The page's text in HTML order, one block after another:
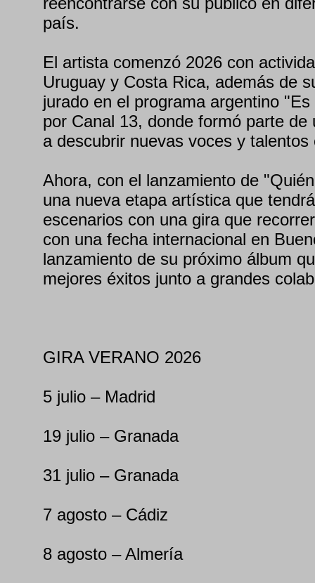
país.
El artista comenzó 2026 con
Uruguay y Costa Rica, además de
jurado en el programa argentino
por Canal 13, donde formó parte de
a descubrir nuevas voces y talentos
Ahora, con el lanzamiento de
una nueva etapa artística que
escenarios con una gira que
con una fecha internacional en
lanzamiento de su próximo álbum
mejores éxitos junto a grandes
GIRA VERANO 2026
5 julio – Madrid
19 julio – Granada
31 julio – Granada
7 agosto – Cádiz
8 agosto – Almería